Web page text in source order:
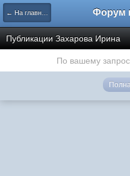
← На главную
Публикации Захарова Ирина
По вашему